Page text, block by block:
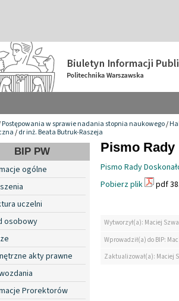
Postępowania w sprawie nadania stopnia naukowego/
/dr inż. Beata Butruk-Raszeja
BIP PW
ogólne
uczelni
osobowy
akty prawne
Prorektorów
Pismo Rady
Pismo Rady
Pobierz plik
pdf
Wytworzył(a): Maciej
Wprowadził(a) do BIP:
Zaktualizował(a): Maciej